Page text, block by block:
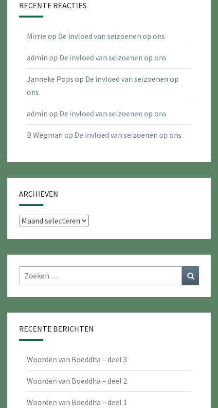
RECENTE REACTIES
Mirrie op De invloed van seizoenen op ons
admin op De invloed van seizoenen op ons
Janneke Pops op De invloed van seizoenen op
ons
admin op De invloed van seizoenen op ons
B Wegman op De invloed van seizoenen op ons
ARCHIEVEN
Archieven
Zoeken
naar:
RECENTE BERICHTEN
Woorden van Boeddha – deel 3
Woorden van Boeddha – deel 2
Woorden van Boeddha – deel 1